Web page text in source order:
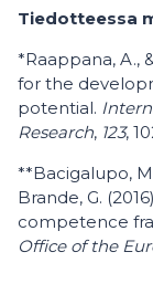
Tiedotteessa
*Raappana, A.,
for the
potential.
Research, 123,
**Bacigalupo,
Brande, G.
competence
Office of the